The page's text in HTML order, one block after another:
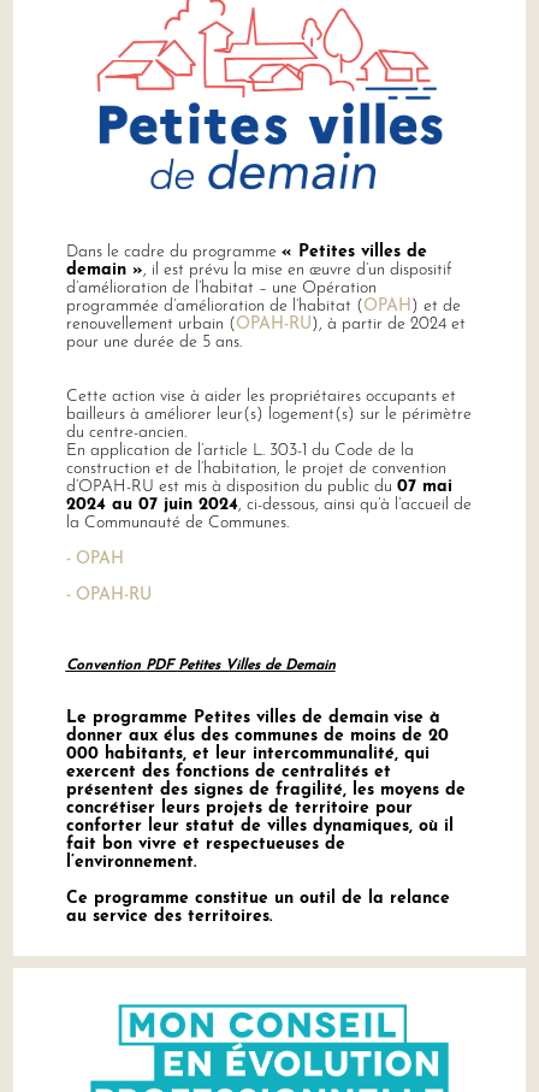
Dans le cadre du programme « Petites villes de
demain », il est prévu la mise en œuvre d’un dispositif
d’amélioration de l’habitat – une Opération
programmée d’amélioration de l’habitat ( OPAH ) et de
renouvellement urbain ( OPAH-RU ), à partir de 2024 et
pour une durée de 5 ans.
Cette action vise à aider les propriétaires occupants et
bailleurs à améliorer leur(s) logement(s) sur le périmètre
du centre-ancien.
En application de l’article L. 303-1 du Code de la
construction et de l’habitation, le projet de convention
d’OPAH-RU est mis à disposition du public du 07 mai
2024 au 07 juin 2024, ci-dessous, ainsi qu’à l’accueil de
la Communauté de Communes.
- OPAH
- OPAH-RU
Convention PDF Petites Villes de Demain
Le programme Petites villes de demain vise à
donner aux élus des communes de moins de 20
000 habitants, et leur intercommunalité, qui
exercent des fonctions de centralités et
présentent des signes de fragilité, les moyens de
concrétiser leurs projets de territoire pour
conforter leur statut de villes dynamiques, où il
fait bon vivre et respectueuses de
l’environnement.
Ce programme constitue un outil de la relance
au service des territoires.